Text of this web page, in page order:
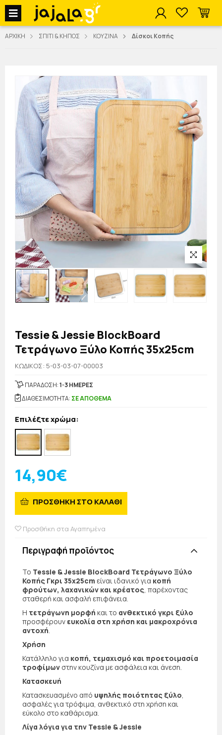
jajala Menu
ΑΡΧΙΚΗ ΣΠΙΤΙ & ΚΗΠΟΣ ΚΟΥΖΙΝΑ Δίσκοι Κοπής
Tessie & Jessie BlockBoard
Τετράγωνο Ξύλο Κοπής 35x25cm
KΩΔΙΚΟΣ: 5-03-03-07-00003
ΠΑΡΑΔΟΣΗ:1-3 ΗΜΕΡΕΣ
ΔΙΑΘΕΣΙΜΟΤΗΤΑ: ΣΕ ΑΠΟΘΕΜΑ
Επιλέξτε χρώμα:
14,90€
ΠΡΟΣΘΗΚΗ ΣΤΟ ΚΑΛΑΘΙ
Προσθήκη στα Αγαπημένα
Περιγραφή προϊόντος
Το Tessie & Jessie BlockBoard Τετράγωνο Ξύλο
Κοπής Γκρι 35x25cm είναι ιδανικό για κοπή
φρούτων, λαχανικών και κρέατος , παρέχοντας
σταθερή και ασφαλή επιφάνεια.
Η τετράγωνη μορφή και το ανθεκτικό γκρι ξύλο
προσφέρουν ευκολία στη χρήση και μακροχρόνια
αντοχή
Χρήση
Κατάλληλο για κοπή, τεμαχισμό και προετοιμασία
τροφίμων στην κουζίνα με ασφάλεια και άνεση.
Κατασκευή
Κατασκευασμένο από υψηλής ποιότητας ξύλο
ασφαλές για τρόφιμα, ανθεκτικό στη χρήση και
εύκολο στο καθάρισμα.
Λίγα λόγια για την Tessie & Jessie